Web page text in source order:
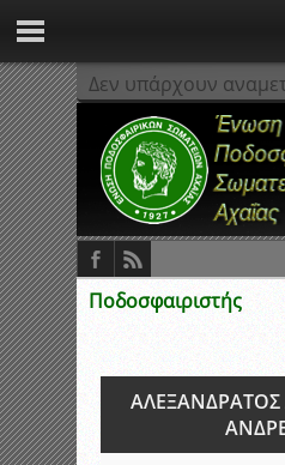
Δεν υπάρχουν
Ποδοσφαιριστής
ΑΛΕΞΑΝΔΡΑΤΟΣ